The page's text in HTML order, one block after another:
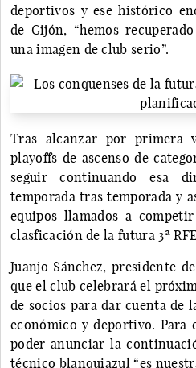
deportivos y ese histórico
de Gijón, “hemos
una imagen de club serio”.
Tras alcanzar por primera
playoffs de ascenso de
seguir continuando esa
temporada tras temporada y
equipos llamados a
clasficación de la futura 3ª
Juanjo Sánchez, presidente
que el club celebrará el
de socios para dar cuenta de
económico y deportivo. Para
poder anunciar la
técnico blanquiazul “es